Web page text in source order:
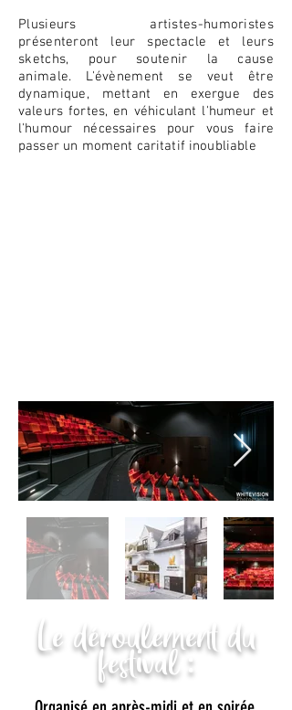
Plusieurs artistes-humoristes
présenteront leur spectacle et leurs
sketchs, pour soutenir la cause
animale. L'évènement se veut être
dynamique, mettant en exergue des
valeurs fortes, en véhiculant l'humeur et
l'humour nécessaires pour vous faire
passer un moment caritatif inoubliable
Le déroulement du
festival :